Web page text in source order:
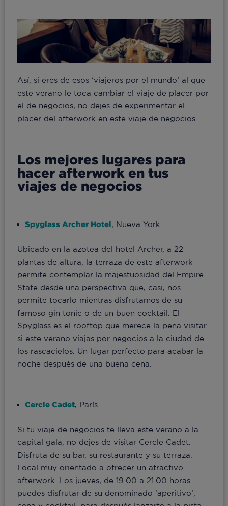
Así, si eres de esos ‘viajeros por el mundo’ al que
este verano le toca cambiar el viaje de placer por
el de negocios, no dejes de experimentar el
placer del afterwork en este viaje de negocios.
Los mejores lugares para
hacer afterwork en tus
viajes de negocios
Spyglass Archer Hotel, Nueva York
Ubicado en la azotea del hotel Archer, a 22
plantas de altura, la terraza de este afterwork
permite contemplar la majestuosidad del Empire
State desde una perspectiva que, casi, nos
permite tocarlo mientras disfrutamos de su
famoso gin tonic o de un buen cocktail. El
Spyglass es el rooftop que merece la pena visitar
si este verano viajas por negocios a la ciudad de
los rascacielos. Un lugar perfecto para acabar la
noche después de una buena cena.
Cercle Cadet, París
Si tu viaje de negocios te lleva este verano a la
capital gala, no dejes de visitar Cercle Cadet.
Disfruta de su bar, su restaurante y su terraza.
Local muy orientado a ofrecer un atractivo
afterwork. Los jueves, de 19.00 a 21.00 horas
puedes disfrutar de su denominado ‘aperitivo’,